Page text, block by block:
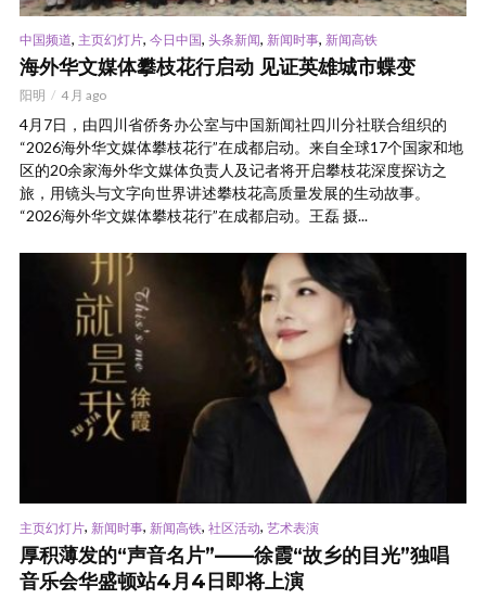
中国频道, 主页幻灯片, 今日中国, 头条新闻, 新闻时事, 新闻高铁
海外华文媒体攀枝花行启动 见证英雄城市蝶变
阳明 4 月 ago
4月7日，由四川省侨务办公室与中国新闻社四川分社联合组织的
“2026海外华文媒体攀枝花行”在成都启动。来自全球17个国家和地
区的20余家海外华文媒体负责人及记者将开启攀枝花深度探访之
旅，用镜头与文字向世界讲述攀枝花高质量发展的生动故事。
“2026海外华文媒体攀枝花行”在成都启动。王磊 摄...
主页幻灯片, 新闻时事, 新闻高铁, 社区活动, 艺术表演
厚积薄发的“声音名片”——徐霞“故乡的目光”独唱
音乐会华盛顿站4月4日即将上演